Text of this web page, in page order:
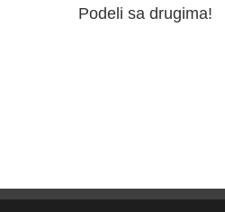
Podeli sa drugima!